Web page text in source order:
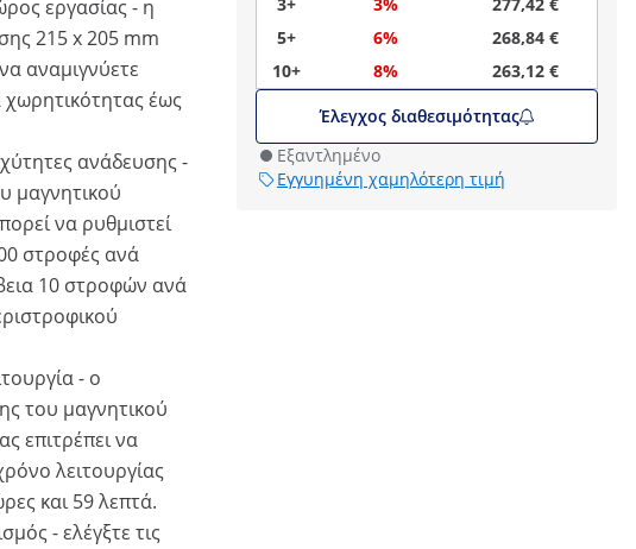
5+
6%
268,84 €
10+
8%
263,12 €
Έλεγχος διαθεσιμότητας
Εξαντλημένο
Εγγυημένη χαμηλότερη τιμή
εργασίας - η
215 x 205 mm
αναμιγνύετε
χωρητικότητας έως
ανάδευσης -
μαγνητικού
να ρυθμιστεί
στροφές ανά
10 στροφών ανά
- ο
του μαγνητικού
επιτρέπει να
λειτουργίας
και 59 λεπτά.
- ελέγξτε τις